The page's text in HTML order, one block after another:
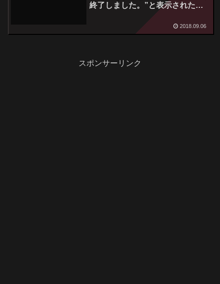
終了しました。”と表示された時
2018.09.06
スポンサーリンク